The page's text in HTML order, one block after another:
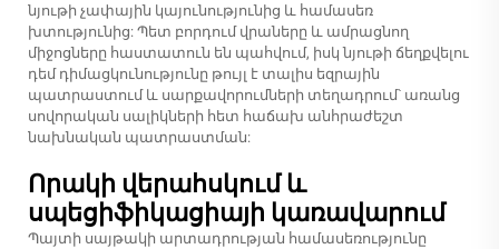
նյութի չափային կայունությունից և համասեռ
խտությունից: Պետ բորդում վրաները և ամրացնող
միջոցները հաստատուն են պահվում, իսկ նյութի ճեղքվելու
դեմ դիմացկունությունը թույլ է տալիս եզրային
պատրաստում և սարքավորումների տեղադրում՝ առանց
սովորական սալիկների հետ հաճախ անհրաժեշտ
նախնական պատրաստման:
Որակի վերահսկում և
սպեցիֆիկացիայի կառավարում
Պայտի սայթակի արտադրության համասեռությունը